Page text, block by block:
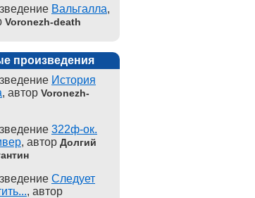
Вальгалла,
Voronezh-death
произведения
История
, автор Voronezh-
322ф-ок.
, автор Долгий
Следует
, автор